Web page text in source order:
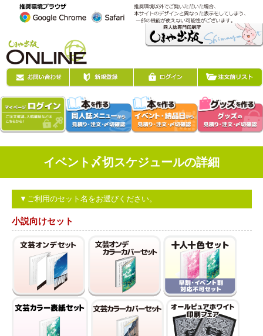
イベント〆切スケジュールの詳細
▼ご利用のセット名をお選びください。
小説向けセット